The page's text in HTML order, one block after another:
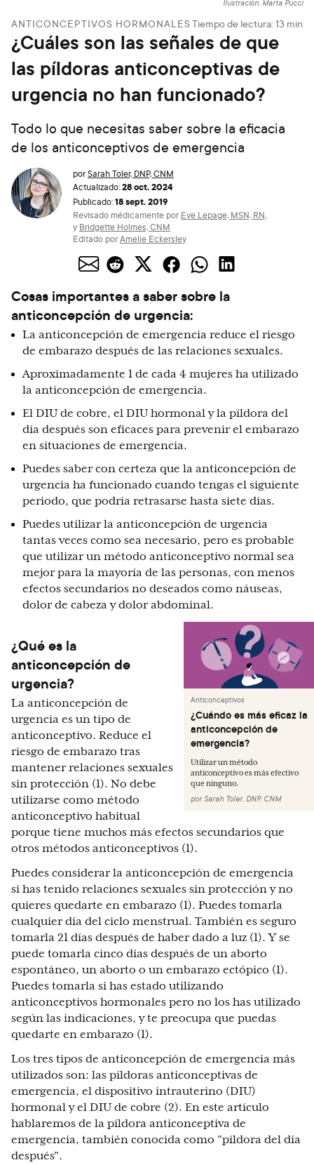
Ilustración: Marta Pucci
ANTICONCEPTIVOS HORMONALESTiempo de lectura: 13 min
¿Cuáles son las señales de que
las píldoras anticonceptivas de
urgencia no han funcionado?
Todo lo que necesitas saber sobre la eficacia
de los anticonceptivos de emergencia
porSarah Toler, DNP, CNM
Actualizado:28 oct. 2024
Publicado:18 sept. 2019
Revisado médicamente por Eve Lepage, MSN, RN,
y Bridgette Holmes, CNM
Editado porAmelie Eckersley
Cosas importantes a saber sobre la
anticoncepción de urgencia:
La anticoncepción de emergencia reduce el riesgo
de embarazo después de las relaciones sexuales.
Aproximadamente 1 de cada 4 mujeres ha utilizado
la anticoncepción de emergencia.
El DIU de cobre, el DIU hormonal y la píldora del
día después son eficaces para prevenir el embarazo
en situaciones de emergencia.
Puedes saber con certeza que la anticoncepción de
urgencia ha funcionado cuando tengas el siguiente
periodo, que podría retrasarse hasta siete días.
Puedes utilizar la anticoncepción de urgencia
tantas veces como sea necesario, pero es probable
que utilizar un método anticonceptivo normal sea
mejor para la mayoría de las personas, con menos
efectos secundarios no deseados como náuseas,
dolor de cabeza y dolor abdominal.
Anticonceptivos
¿Cuándo es más eficaz la
anticoncepción de
emergencia?
Utilizar un método
anticonceptivo es más efectivo
que ninguno.
por Sarah Toler, DNP, CNM
¿Qué es la
anticoncepción de
urgencia?
La anticoncepción de
urgencia es un tipo de
anticonceptivo. Reduce el
riesgo de embarazo tras
mantener relaciones sexuales
sin protección (1). No debe
utilizarse como método
anticonceptivo habitual
porque tiene muchos más efectos secundarios que
otros métodos anticonceptivos (1).
Puedes considerar la anticoncepción de emergencia
si has tenido relaciones sexuales sin protección y no
quieres quedarte en embarazo (1). Puedes tomarla
cualquier día del ciclo menstrual. También es seguro
tomarla 21 días después de haber dado a luz (1). Y se
puede tomarla cinco días después de un aborto
espontáneo, un aborto o un embarazo ectópico (1).
Puedes tomarla si has estado utilizando
anticonceptivos hormonales pero no los has utilizado
según las indicaciones, y te preocupa que puedas
quedarte en embarazo (1).
Los tres tipos de anticoncepción de emergencia más
utilizados son: las píldoras anticonceptivas de
emergencia, el dispositivo intrauterino (DIU)
hormonal y el DIU de cobre (2). En este artículo
hablaremos de la píldora anticonceptiva de
emergencia, también conocida como "píldora del día
después".